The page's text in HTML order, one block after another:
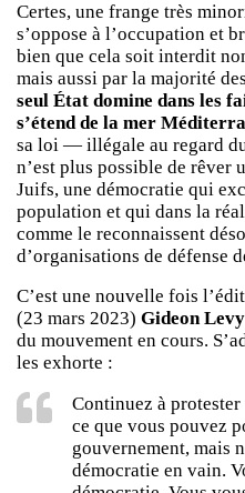
Certes, une frange très
s’oppose à l’occupation et
bien que cela soit interdit
mais aussi par la majorité
seul État domine dans les
s’étend de la mer
sa loi — illégale au regard
n’est plus possible de rêver
Juifs, une démocratie qui
population et qui dans la
comme le reconnaissent
d’organisations de défense
C’est une nouvelle fois
(23 mars 2023) Gideon Levy
du mouvement en cours.
les exhorte :
Continuez à
ce que vous pouvez
gouvernement, mais
démocratie en vain.